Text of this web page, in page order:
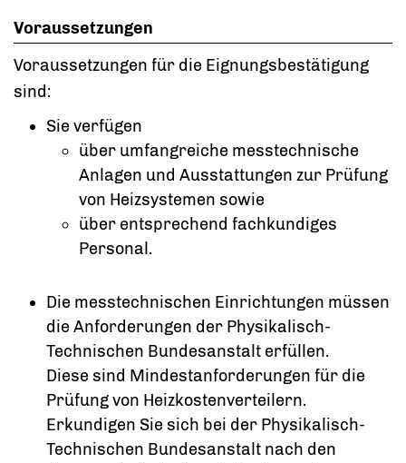
Voraussetzungen
Voraussetzungen für die Eignungsbestätigung
sind:
Sie verfügen
über umfangreiche messtechnische
Anlagen und Ausstattungen zur Prüfung
von Heizsystemen sowie
über entsprechend fachkundiges
Personal.
Die messtechnischen Einrichtungen müssen
die Anforderungen der Physikalisch-
Technischen Bundesanstalt erfüllen.
Diese sind Mindestanforderungen für die
Prüfung von Heizkostenverteilern.
Erkundigen Sie sich bei der Physika lisch-
Technischen Bundesanstalt nach den